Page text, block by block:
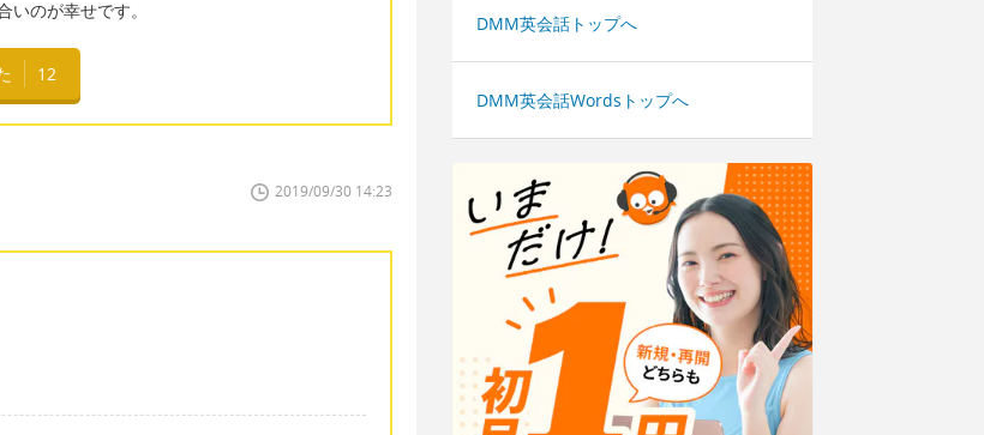
のが幸せです。
12
2019/09/30 14:23
DMM英会話トップへ
DMM英会話Wordsトップへ